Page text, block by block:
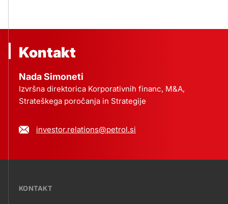
Kontakt
Nada Simoneti
Izvršna direktorica Korporativnih financ, M&A,
Strateškega poročanja in Strategije
investor.relations@petrol.si
???KONTAKT